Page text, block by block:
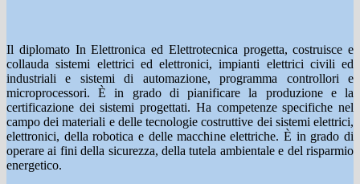
Il diplomato In Elettronica ed Elettrotecnica progetta, costruisce e
collauda sistemi elettrici ed elettronici, impianti elettrici civili ed
industriali e sistemi di automazione, programma controllori e
microprocessori. È in grado di pianificare la produzione e la
certificazione dei sistemi progettati. Ha competenze specifiche nel
campo dei materiali e delle tecnologie costruttive dei sistemi elettrici,
elettronici, della robotica e delle macchine elettriche. È in grado di
operare ai fini della sicurezza, della tutela ambientale e del risparmio
energetico.